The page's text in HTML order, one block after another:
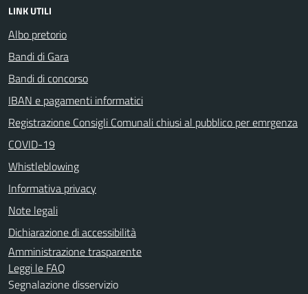
LINK UTILI
Albo pretorio
Bandi di Gara
Bandi di concorso
IBAN e pagamenti informatici
Registrazione Consigli Comunali chiusi al pubblico per emrgenza
COVID-19
Whistleblowing
Informativa privacy
Note legali
Dichiarazione di accessibilità
Amministrazione trasparente
Leggi le FAQ
Segnalazione disservizio